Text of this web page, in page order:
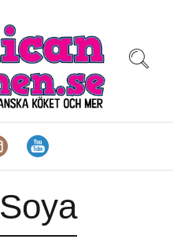
Soya